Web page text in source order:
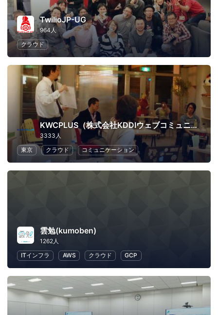
TwilioJP-UG
964人
クラウド
KWCPLUS（株式会社KDDIウェブコミュニケーションズ）
3333人
東京
クラウド コミュニケーション
雲勉(kumoben)
1262人
ITインフラ
AWS クラウド GCP